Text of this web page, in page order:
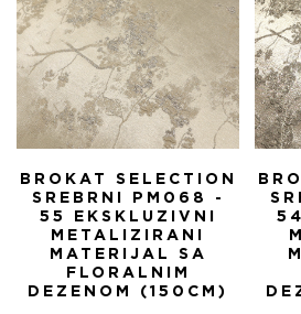
BROKAT SELECTION
SREBRNI PM068 -
55 EKSKLUZIVNI
METALIZIRANI
MATERIJAL SA
FLORALNIM
DEZENOM (150CM)